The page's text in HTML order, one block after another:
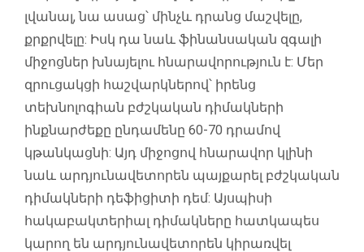
լվանալ, նա ասաց՝ մինչև դրանց մաշվելը,
քրքրվելը: Իսկ դա նաև ֆինանսական զգալի
միջոցներ խնայելու հնարավորություն է: Մեր
զրուցակցի հաշվարկներով՝ իրենց
տեխնոլոգիան բժշկական դիմակների
ինքնարժեքը ընդամենը 60-70 դրամով
կթանկացնի: Այդ միջոցով հնարավոր կլինի
նաև արդյունավետորեն պայքարել բժշկական
դիմակների դեֆիցիտի դեմ: Այսպիսի
հակաբակտերիալ դիմակները հատկապես
կարող են արդյունավետորեն կիրառվել